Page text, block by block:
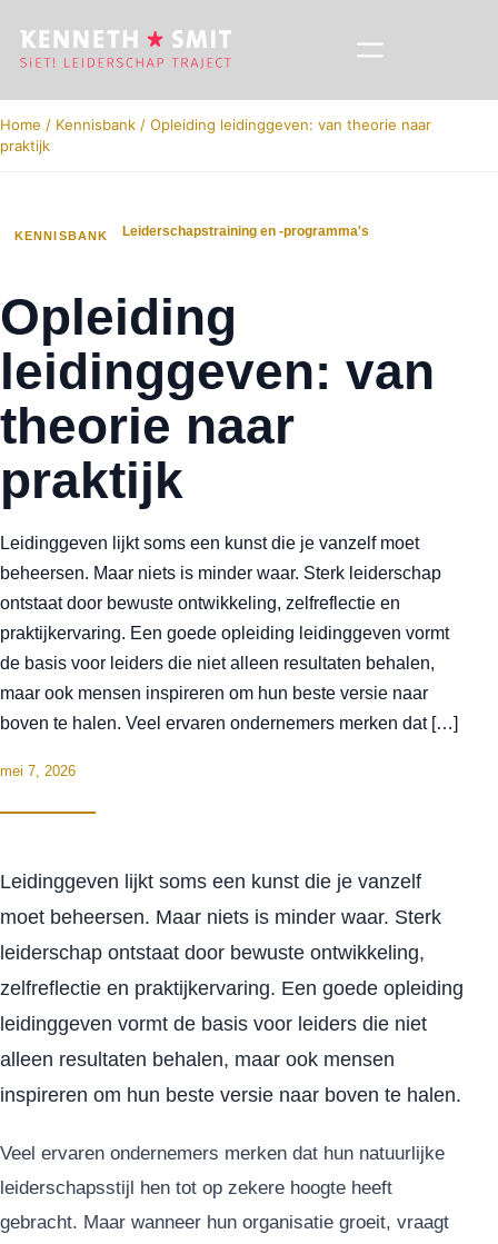
Home / Kennisbank / Opleiding leidinggeven: van theorie naar
praktijk
KENNISBANK Leiderschapstraining en -programma's
Opleiding
leidinggeven: van
theorie naar
praktijk
Leidinggeven lijkt soms een kunst die je vanzelf moet
beheersen. Maar niets is minder waar. Sterk leiderschap
ontstaat door bewuste ontwikkeling, zelfreflectie en
praktijkervaring. Een goede opleiding leidinggeven vormt
de basis voor leiders die niet alleen resultaten behalen,
maar ook mensen inspireren om hun beste versie naar
boven te halen. Veel ervaren ondernemers merken dat […]
mei 7, 2026
Leidinggeven lijkt soms een kunst die je vanzelf
moet beheersen. Maar niets is minder waar. Sterk
leiderschap ontstaat door bewuste ontwikkeling,
zelfreflectie en praktijkervaring. Een goede opleiding
leidinggeven vormt de basis voor leiders die niet
alleen resultaten behalen, maar ook mensen
inspireren om hun beste versie naar boven te halen.
Veel ervaren ondernemers merken dat hun natuurlijke
leiderschapsstijl hen tot op zekere hoogte heeft
gebracht. Maar wanneer hun organisatie groeit, vraagt